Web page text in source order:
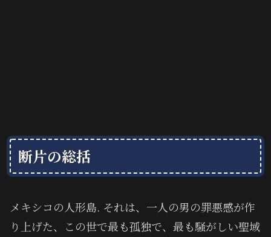
断片の総括
メキシコの人形島. それは、一人の男の罪悪感が作
り上げた、この世で最も孤独で、最も騒がしい聖域